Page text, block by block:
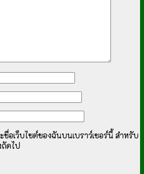
อเว็บไซต์ของฉันบนเบราว์เซอร์นี้ สำหรับ
ถัดไป